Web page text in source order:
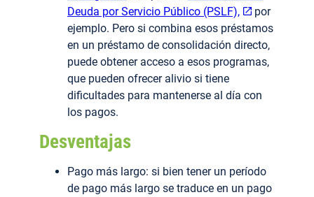
Deuda por Servicio Público (PSLF),
por
ejemplo. Pero si combina esos préstamos
en un préstamo de consolidación directo,
puede obtener acceso a esos programas,
que pueden ofrecer alivio si tiene
dificultades para mantenerse al día con
los pagos.
Desventajas
Pago más largo: si bien tener un período
de pago más largo se traduce en un pago